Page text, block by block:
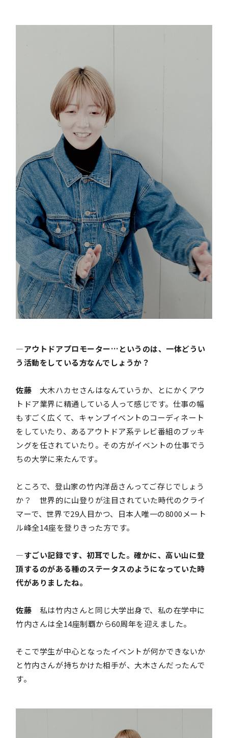
―アウトドアプロモーター…というのは、一体どうい
う活動をしている方なんでしょうか？
佐藤 大木ハカセさんはなんていうか、とにかくアウ
トドア業界に精通している人って感じです。仕事の幅
もすごく広くて、キャンプイベントのコーディネート
をしていたり、あるアウトドア系テレビ番組のブッキ
ングを任されていたり。その方がイベントの仕事でう
ちの大学に来たんです。
ところで、登山家の竹内洋岳さんってご存じでしょう
か？ 世界的に山登りが注目されていた時代のクライ
マーで、世界で29人目かつ、日本人唯一の8000メート
ル峰全14座を登りきった方です。
―すごい記録です、初耳でした。確かに、高い山に登
頂するのがある種のステータスのようになっていた時
代がありましたね。
佐藤 私は竹内さんと同じ大学出身で、私の在学中に
竹内さんは全14座制覇から60周年を迎えました。
そこで学生が中心となったイベントが何かできないか
と竹内さんが持ちかけた相手が、大木さんだったんで
す。